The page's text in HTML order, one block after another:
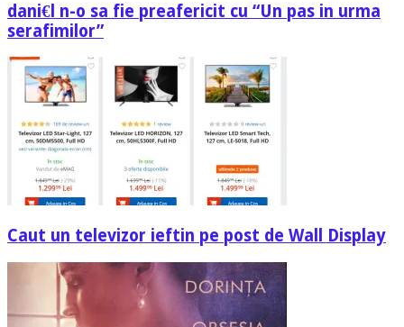
dani€l n-o sa fie preafericit cu “Un pas in urma
serafimilor”
Caut un televizor ieftin pe post de Wall Display